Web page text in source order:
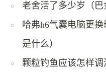
老舍活了多少岁（巴
哈弗h6气囊电脑更
是什么）
颗粒钓鱼应该怎样调